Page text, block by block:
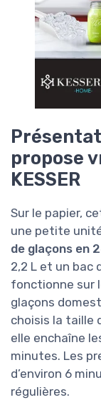
propose
KESSER
Sur le papier,
une petite
de glaçons en
2,2 L et un bac
fonctionne sur
glaçons
choisis la taille
elle enchaîne
minutes. Les
d’environ 6
régulières.